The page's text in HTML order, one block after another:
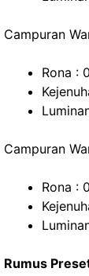
Campuran
Rona : 0
Campuran
Rona : 0
Rumus